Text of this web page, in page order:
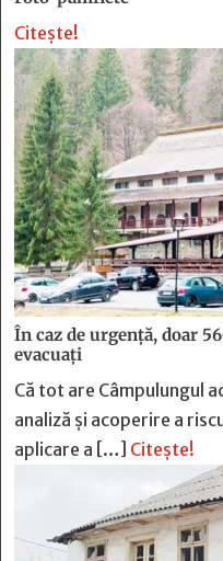
Citește!
În caz de urgență, doar
evacuați
Că tot are Câmpulungul
analiză și acoperire a
aplicare a […] Citește!